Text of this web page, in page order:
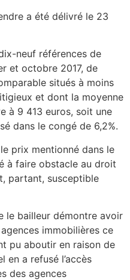
a été délivré le 23
neuf références de
et octobre 2017, de
situés à moins
et dont la moyenne
à 9 413 euros, soit une
dans le congé de 6,2%.
prix mentionné dans le
à faire obstacle au droit
partant, susceptible
le bailleur démontre avoir
immobilières ce
pu aboutir en raison de
en a refusé l’accès
des agences